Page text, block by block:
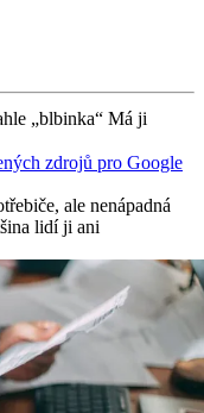
„blbinka“ Má ji
zdrojů pro Google
ale nenápadná
lidí ji ani